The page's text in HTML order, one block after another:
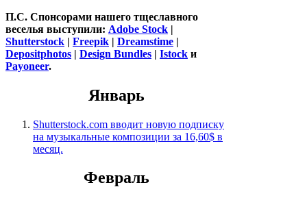
П.С. Спонсорами нашего тщеславного
веселья выступили: Adobe Stock |
Shutterstock | Freepik | Dreamstime |
Depositphotos | Design Bundles | Istock и
Payoneer.
Январь
Shutterstock.com вводит новую подписку
на музыкальные композиции за 16,60$ в
месяц.
Февраль